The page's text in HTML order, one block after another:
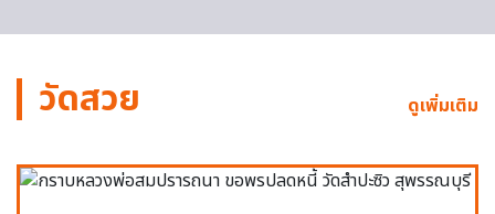
วัดสวย ดูเพิ่มเติม